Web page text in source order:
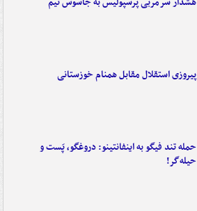
پیروزی استقلال مقابل همنام خوزستانی
حمله تند فیگو به اینفانتینو: دروغگو، پَست‌ و
حیله‌گر!